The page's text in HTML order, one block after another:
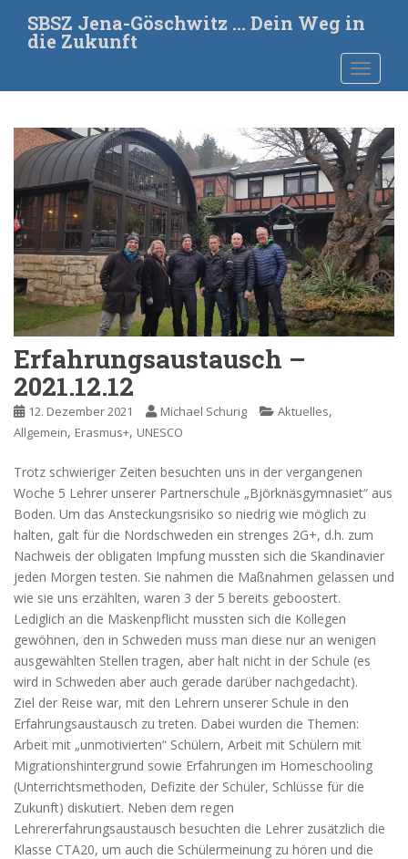
t
SBSZ Jena-Göschwitz … Dein Weg in
die Zukunft
Erfahrungsaustausch –
2021.12.12
12. Dezember 2021 Michael Schurig Aktuelles,
Allgemein, Erasmus+, UNESCO
Trotz schwieriger Zeiten besuchten uns in der vergangenen
Woche 5 Lehrer unserer Partnerschule „Björknäsgymnasiet“ aus
Boden. Um das Ansteckungsrisiko so niedrig wie möglich zu
halten, galt für die Nordschweden ein strenges 2G+, d.h. zum
Nachweis der obligaten Impfung mussten sich die Skandinavier
jeden Morgen testen. Sie nahmen die Maßnahmen gelassen und
wie sie uns erzählten, waren 3 der 5 bereits geboostert.
Lediglich an die Maskenpflicht mussten sich die Kollegen
gewöhnen, den in Schweden muss man diese nur an wenigen
ausgewählten Stellen tragen, aber halt nicht in der Schule (es
wird in Schweden aber auch gerade darüber nachgedacht).
Ziel der Reise war, mit den Lehrern unserer Schule in den
Erfahrungsaustausch zu treten. Dabei wurden die Themen:
Arbeit mit „unmotivierten“ Schülern, Arbeit mit Schülern mit
Migrationshintergrund sowie Erfahrungen im Homeschooling
(Unterrichtsmethoden, Defizite der Schüler, Schlüsse für die
Zukunft) diskutiert. Neben dem regen
Lehrererfahrungsaustausch besuchten die Lehrer zusätzlich die
Klasse CTA20, um auch die Schülermeinung zu hören und die